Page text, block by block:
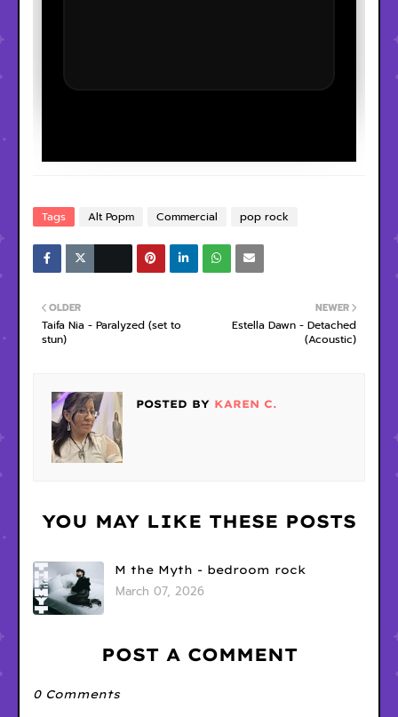
Tags Alt Popm Commercial pop rock
NEWER
Estella Dawn - Detached
(Acoustic)
OLDER
Taifa Nia - Paralyzed (set to
stun)
POSTED BY KAREN C.
YOU MAY LIKE THESE POSTS
M the Myth - bedroom rock
March 07, 2026
POST A COMMENT
0 Comments